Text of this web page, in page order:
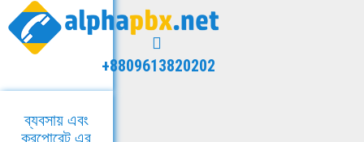
+8809613820202
ব্যবসায় এবং
করপোরেট এর